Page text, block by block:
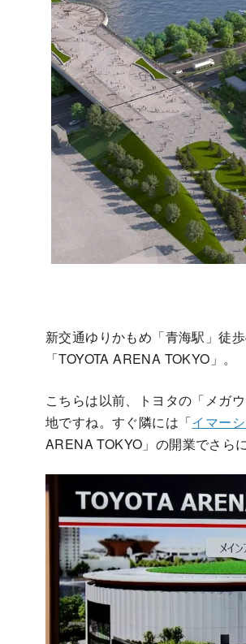
新交通ゆりかもめ「青海駅」徒
「TOYOTA ARENA TOKYO」。
こちらは以前、トヨタの「メガ
地ですね。すぐ隣には「イマー
ARENA TOKYO」の開業でさら